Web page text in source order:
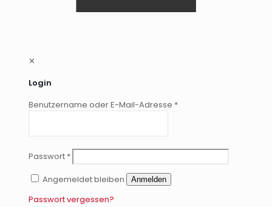
✕
Login
Benutzername oder E-Mail-Adresse *
Passwort *
Angemeldet bleiben
Anmelden
Passwort vergessen?